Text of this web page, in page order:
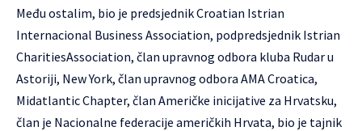
Među ostalim, bio je predsjednik Croatian Istrian
Internacional Business Association, podpredsjednik Istrian
CharitiesAssociation, član upravnog odbora kluba Rudar u
Astoriji, New York, član upravnog odbora AMA Croatica,
Midatlantic Chapter, član Američke inicijative za Hrvatsku,
član je Nacionalne federacije američkih Hrvata, bio je tajnik